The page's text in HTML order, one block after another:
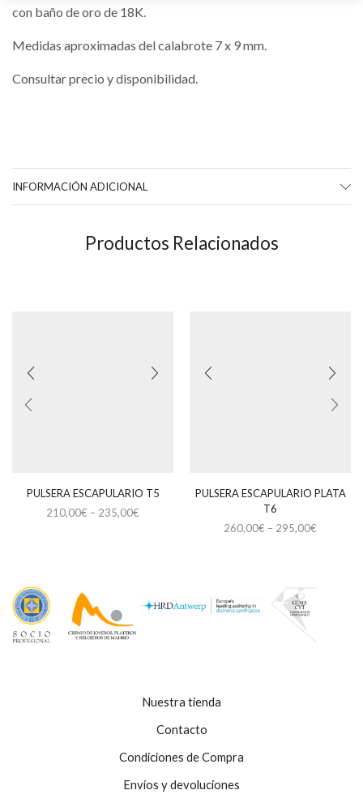
con baño de oro de 18K.
Medidas aproximadas del calabrote 7 x 9 mm.
Consultar precio y disponibilidad.
INFORMACIÓN ADICIONAL
Productos Relacionados
PULSERA ESCAPULARIO T5
210,00€ – 235,00€
Las
opciones
se
PULSERA ESCAPULARIO PLATA
T6
260,00€ – 295,00€
múltiples
variantes.
Las
opciones
Nuestra tienda
Contacto
Condiciones de Compra
Envíos y devoluciones